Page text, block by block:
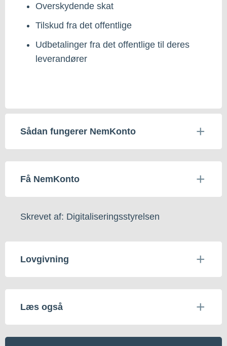
Overskydende skat
Tilskud fra det offentlige
Udbetalinger fra det offentlige til deres
leverandører
Sådan fungerer NemKonto
Få NemKonto
Skrevet af: Digitaliseringsstyrelsen
Lovgivning
Læs også